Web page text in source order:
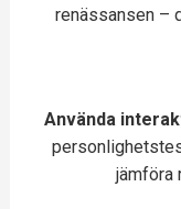
renässansen –
Använda
jämföra